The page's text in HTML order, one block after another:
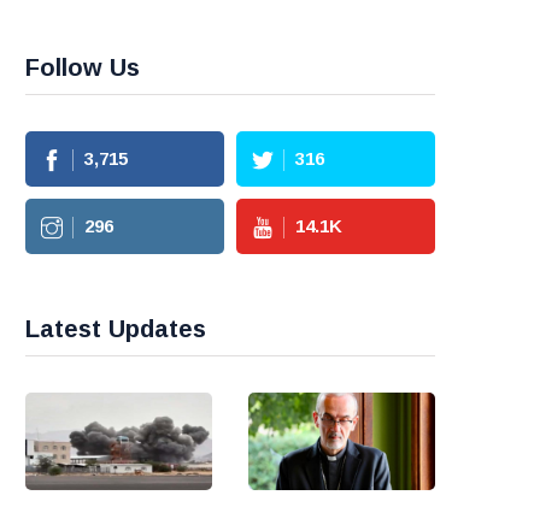
Follow Us
3,715 316
296 14.1K
Latest Updates